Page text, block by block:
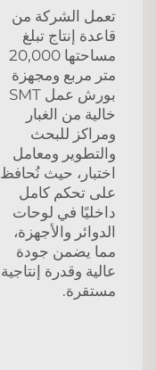
تعمل الشركة من
قاعدة إنتاج تبلغ
مساحتها 20,000
متر مربع ومجهزة
بورش عمل SMT
خالية من الغبار
ومراكز للبحث
والتطوير ومعامل
اختبار، حيث نُحافظ
على تحكم كامل
داخليًا في لوحات
الدوائر والأجهزة،
مما يضمن جودة
عالية وقدرة إنتاجية
مستقرة.